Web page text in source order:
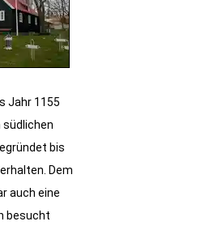
Jahr 1155
bis
Dem
auch eine
besucht